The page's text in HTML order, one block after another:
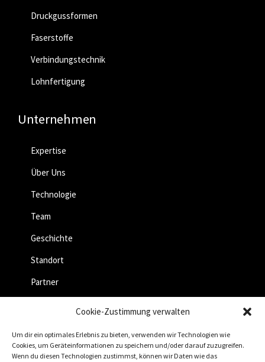
Cookie-Zustimmung verwalten
Um dir ein optimales Erlebnis zu bieten, verwenden wir Technologien wie
Cookies, um Geräteinformationen zu speichern und/oder darauf zuzugreifen.
Wenn du diesen Technologien zustimmst, können wir Daten wie das
Druckgussformen
Faserstoffe
Verbindungstechnik
Lohnfertigung
Unternehmen
Expertise
Über Uns
Technologie
Team
Geschichte
Standort
Partner